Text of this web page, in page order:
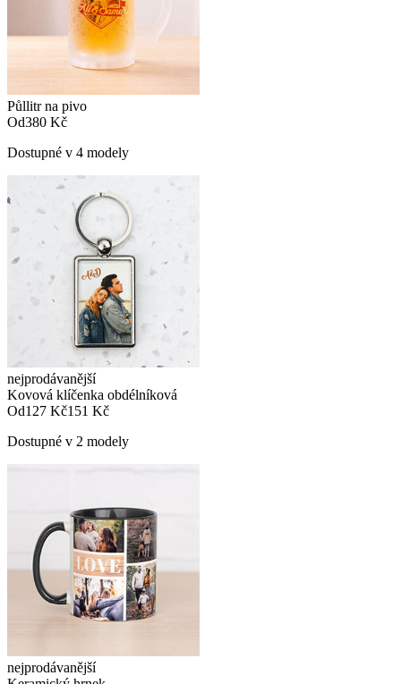
Půllitr na pivo
Od380 Kč
Dostupné v 4 modely
nejprodávanější
Kovová klíčenka obdélníková
Od127 Kč151 Kč
Dostupné v 2 modely
nejprodávanější